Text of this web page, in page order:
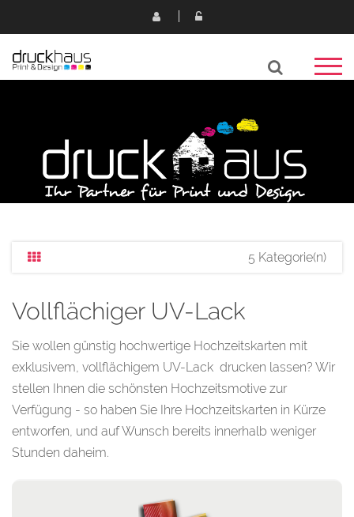
5 Kategorie(n)
Vollflächiger UV-Lack
Sie wollen günstig hochwertige Hochzeitskarten mit
exklusivem, vollflächigem UV-Lack drucken lassen? Wir
stellen Ihnen die schönsten Hochzeitsmotive zur
Verfügung - so haben Sie Ihre Hochzeitskarten in Kürze
entworfen, und auf Wunsch bereits innerhalb weniger
Stunden daheim.